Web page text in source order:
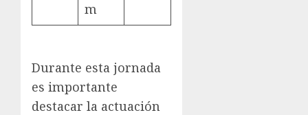
m
Durante esta jornada
es importante
destacar la actuación